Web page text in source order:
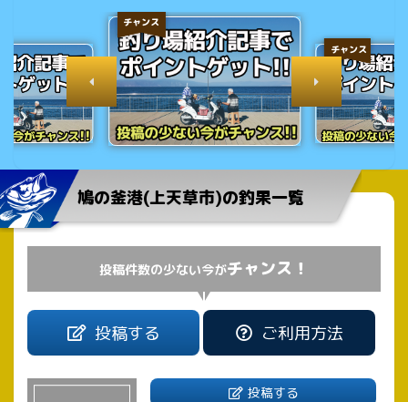
チャンス
チャンス
鳩の釜港(上天草市)の釣果一覧
投稿件数の少ない今がチャンス！
投稿する ご利用方法
投稿する